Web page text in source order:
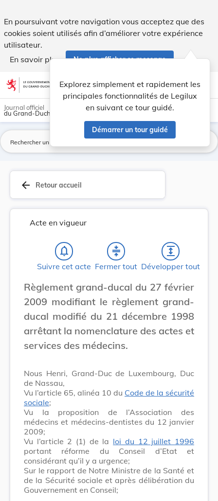
En poursuivant votre navigation vous acceptez que des
cookies soient utilisés afin d’améliorer votre expérience
utilisateur.
En savoir plus
Ne plus afficher ce message
Aller au contenu account_circle help Aide
Explorez simplement et rapidement les
principales fonctionnalités de Legilux
en suivant ce tour guidé.
Démarrer un tour guidé
light_mode dark_mode
Journal officiel
du Grand-Duché de Luxembourg
arrow_back Retour accueil
Acte en vigueur
notifications_none
Suivre cet acte
compress
Fermer tout
expand
Développer tout
Règlement grand-ducal du 27 février
2009 modifiant le règlement grand-
ducal modifié du 21 décembre 1998
arrêtant la nomenclature des actes et
services des médecins.
Nous Henri, Grand-Duc de Luxembourg, Duc
de Nassau,
Vu l’article 65, alinéa 10 du Code de la sécurité
sociale;
Vu la proposition de l’Association des
médecins et médecins-dentistes du 12 janvier
2009;
Vu l’article 2 (1) de la loi du 12 juillet 1996
portant réforme du Conseil d’Etat et
considérant qu’il y a urgence;
Sur le rapport de Notre Ministre de la Santé et
de la Sécurité sociale et après délibération du
Gouvernement en Conseil;